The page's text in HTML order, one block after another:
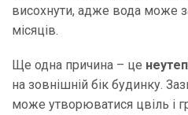
висохнути, адже вода може
місяців.
Ще одна причина – це
на зовнішній бік будинку.
може утворюватися цвіль і